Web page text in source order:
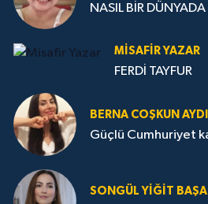
NASIL BİR
MISAFIR YAZAR
FERDİ TAYFUR
BERNA COŞKUN
Güçlü Cumhuriyet
SONGÜL YIĞIT